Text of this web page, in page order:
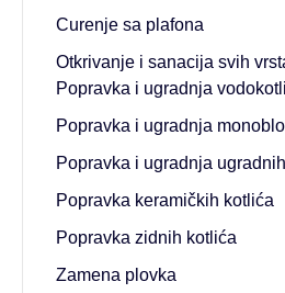
Curenje sa plafona
Otkrivanje i sanacija svih
Popravka i ugradnja
Popravka i ugradnja
Popravka i ugradnja
Popravka keramičkih kotlića
Popravka zidnih kotlića
Zamena plovka